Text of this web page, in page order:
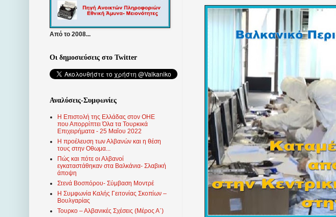
Από το 2008...
Οι δημοσιεύσεις στο Twitter
Αναλύσεις-Συμφωνίες
Η Επιστολή της Ελλάδας στον ΟΗΕ
που Απορρίπτει Όλα τα Τουρκικά
Επιχειρήματα - 25 Μαΐου 2022
Η προέλευση των Αλβανών και η θέση
τους στην Οθωμα...
Πώς και πότε οι Αλβανοί
εγκαταστάθηκαν στα Βαλκάνια- Σλαβική
άποψη
Στενά Βοσπόρου- Σύμβαση Μοντρέ
Η Συμφωνία Καλής Γειτονίας Σκοπίων –
Βουλγαρίας
Τουρκο – Αλβανικές Σχέσεις (Mέρος Α΄)